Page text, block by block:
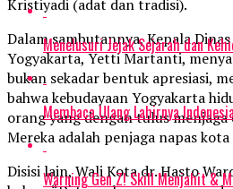
Kristiyadi (adat dan tradisi).
Dalam sambutannya, Kepala
Yogyakarta, Yetti Martanti,
bukan sekadar bentuk apresiasi,
bahwa kebudayaan Yogyakarta
orang yang dengan tulus
Mereka adalah penjaga napas
Disisi lain, Wali Kota dr. Hasto
Menelusuri Jejak Sejarah dan
Membaca Ulang Lahirnya
Warning Gen Z! Skill Menjahit &